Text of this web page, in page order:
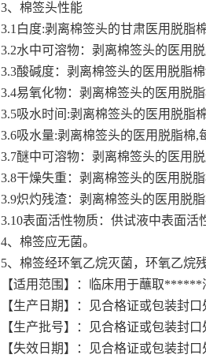
3、棉签头性能
3.1白度:剥离棉签头的甘肃医用脱脂
3.2水中可溶物：剥离棉签头的医用
3.3酸碱度：剥离棉签头的医用脱脂
3.4易氧化物：剥离棉签头的医用脱
3.5吸水时间:剥离棉签头的医用脱脂
3.6吸水量:剥离棉签头的医用脱脂棉,
3.7醚中可溶物：剥离棉签头的医用
3.8干燥失重：剥离棉签头的医用脱
3.9炽灼残渣：剥离棉签头的医用脱
3.10表面活性物质：供试液中表面活
4、棉签应无菌。
5、棉签经环氧乙烷灭菌，环氧乙烷
【适用范围】：临床用于蘸取
【生产日期】：见合格证或包装封口
【生产批号】：见合格证或包装封口
【失效日期】：见合格证或包装封口